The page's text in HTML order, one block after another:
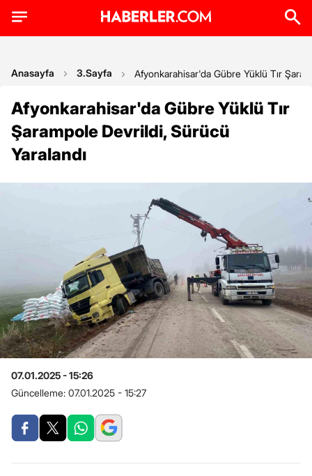
Anasayfa 3.Sayfa Afyonkarahisar'da Gübre Yüklü Tır
Afyonkarahisar'da Gübre Yüklü Tır
Şarampole Devrildi, Sürücü
Yaralandı
07.01.2025 - 15:26
Güncelleme: 07.01.2025 - 15:27